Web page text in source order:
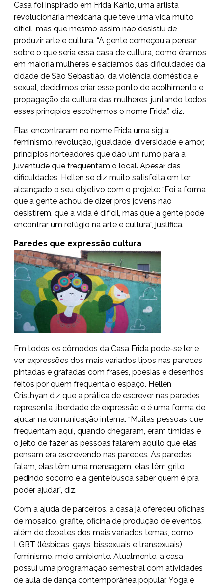
Casa foi inspirado em Frida Kahlo, uma artista
revolucionária mexicana que teve uma vida muito
difícil, mas que mesmo assim não desistiu de
produzir arte e cultura. “A gente começou a pensar
sobre o que seria essa casa de cultura, como éramos
em maioria mulheres e sabíamos das dificuldades da
cidade de São Sebastião, da violência doméstica e
sexual, decidimos criar esse ponto de acolhimento e
propagação da cultura das mulheres, juntando todos
esses princípios escolhemos o nome Frida”, diz.
Elas encontraram no nome Frida uma sigla:
feminismo, revolução, igualdade, diversidade e amor,
princípios norteadores que dão um rumo para a
juventude que frequentam o local. Apesar das
dificuldades, Hellen se diz muito satisfeita em ter
alcançado o seu objetivo com o projeto: “Foi a forma
que a gente achou de dizer pros jovens não
desistirem, que a vida é difícil, mas que a gente pode
encontrar um refúgio na arte e cultura”, justifica.
Paredes que expressão cultura
Em todos os cômodos da Casa Frida pode-se ler e
ver expressões dos mais variados tipos nas paredes
pintadas e grafadas com frases, poesias e desenhos
feitos por quem frequenta o espaço. Hellen
Cristhyan diz que a prática de escrever nas paredes
representa liberdade de expressão e é uma forma de
ajudar na comunicação interna. “Muitas pessoas que
frequentam aqui, quando chegaram, eram tímidas e
o jeito de fazer as pessoas falarem aquilo que elas
pensam era escrevendo nas paredes. As paredes
falam, elas têm uma mensagem, elas têm grito
pedindo socorro e a gente busca saber quem é pra
poder ajudar”, diz.
Com a ajuda de parceiros, a casa já ofereceu oficinas
de mosaico, grafite, oficina de produção de eventos,
além de debates dos mais variados temas, como
LGBT (lésbicas, gays, bissexuais e transexuais),
feminismo, meio ambiente. Atualmente, a casa
possui uma programação semestral com atividades
de aula de dança contemporânea popular, Yoga e